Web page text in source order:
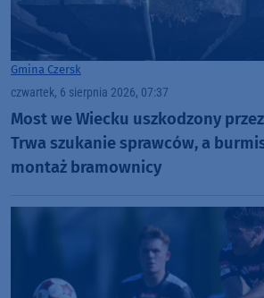
Gmina Czersk
czwartek, 6 sierpnia 2026, 07:37
Most we Wiecku uszkodzony
Trwa szukanie sprawców, a
montaż bramownicy